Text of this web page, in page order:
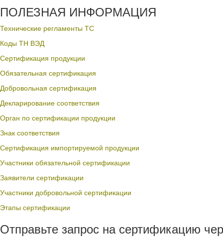
ПОЛЕЗНАЯ ИНФОРМАЦИЯ
Технические регламенты ТС
Коды ТН ВЭД
Сертификация продукции
Обязательная сертификация
Добровольная сертификация
Декларирование соответствия
Орган по сертификации продукции
Знак соответствия
Сертификация импортируемой продукции
Участники обязательной сертификации
Заявители сертификации
Участники добровольной сертификации
Этапы сертификации
Отправьте запрос на сертификацию